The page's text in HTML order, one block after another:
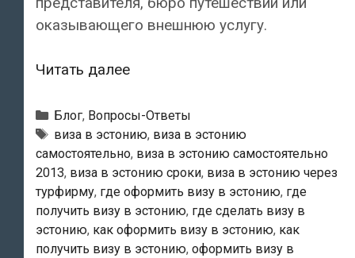
оказывающего внешнюю услугу.
Читать далееГде
как
подается
ходатайство
о
шенгенской
визе
в
Рубрики
Блог, Вопросы-Ответы
Метки
виза в эстонию, виза в эстонию
самостоятельно, виза в эстонию самостоятельно
2013, виза в эстонию сроки, виза в эстонию через
турфирму, где оформить визу в эстонию, где
получить визу в эстонию, где сделать визу в
эстонию, как оформить визу в эстонию, как
получить визу в эстонию, оформить визу в